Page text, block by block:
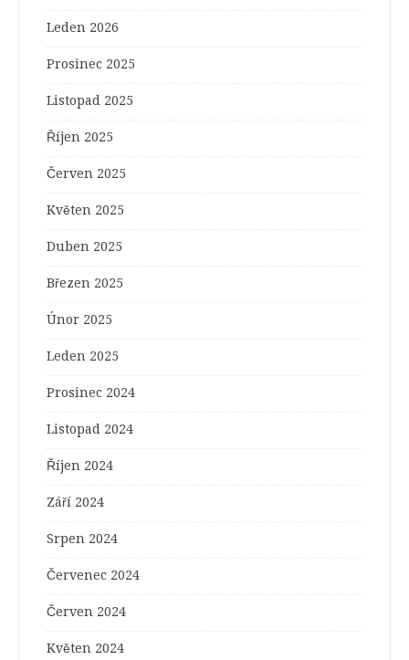
Leden 2026
Prosinec 2025
Listopad 2025
Říjen 2025
Červen 2025
Květen 2025
Duben 2025
Březen 2025
Únor 2025
Leden 2025
Prosinec 2024
Listopad 2024
Říjen 2024
Září 2024
Srpen 2024
Červenec 2024
Červen 2024
Květen 2024